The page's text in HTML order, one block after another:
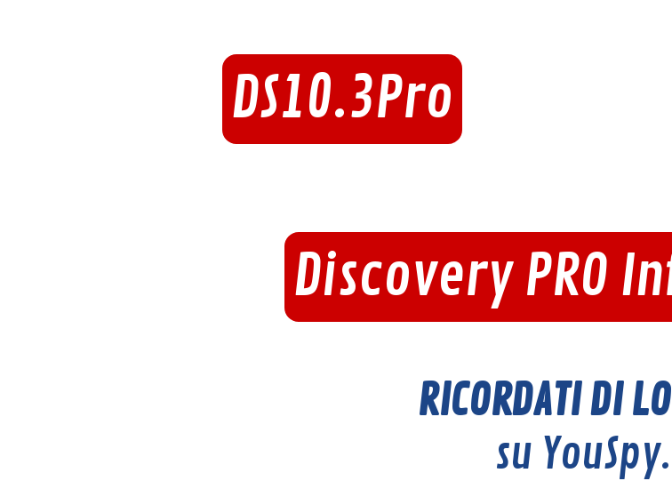
DS10.3Pro
Discovery PRO
RICORDATI DI
su